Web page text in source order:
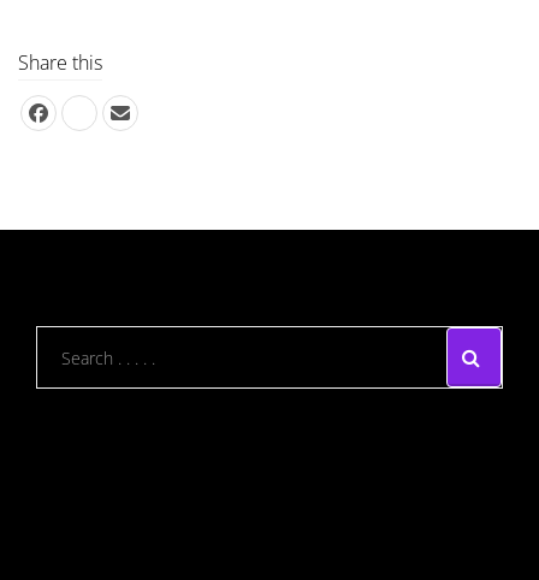
Share this